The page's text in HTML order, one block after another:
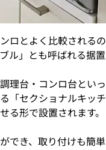
ロとよく比較される
ル」とも呼ばれる据
理台・コンロ台とい
「セクショナルキッ
る形で設置されます。
でき、取り付けも簡